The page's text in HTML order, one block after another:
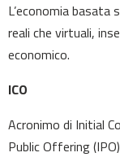
L’economia basata
reali che virtuali,
economico.
ICO
Acronimo di Initial
Public Offering